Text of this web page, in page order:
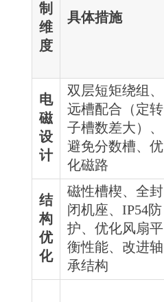
制
维
度
具体措施
电
磁
设
计
双层短矩绕组、
远槽配合（定转
子槽数差大）、
避免分数槽、优
化磁路
结
构
优
化
磁性槽楔、全封
闭机座、IP54防
护、优化风扇平
衡性能、改进轴
承结构